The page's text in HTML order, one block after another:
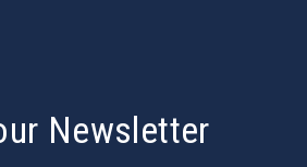
Newsletter